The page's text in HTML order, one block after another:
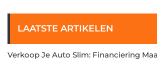
LAATSTE ARTIKELEN
Verkoop Je Auto Slim: Financiering